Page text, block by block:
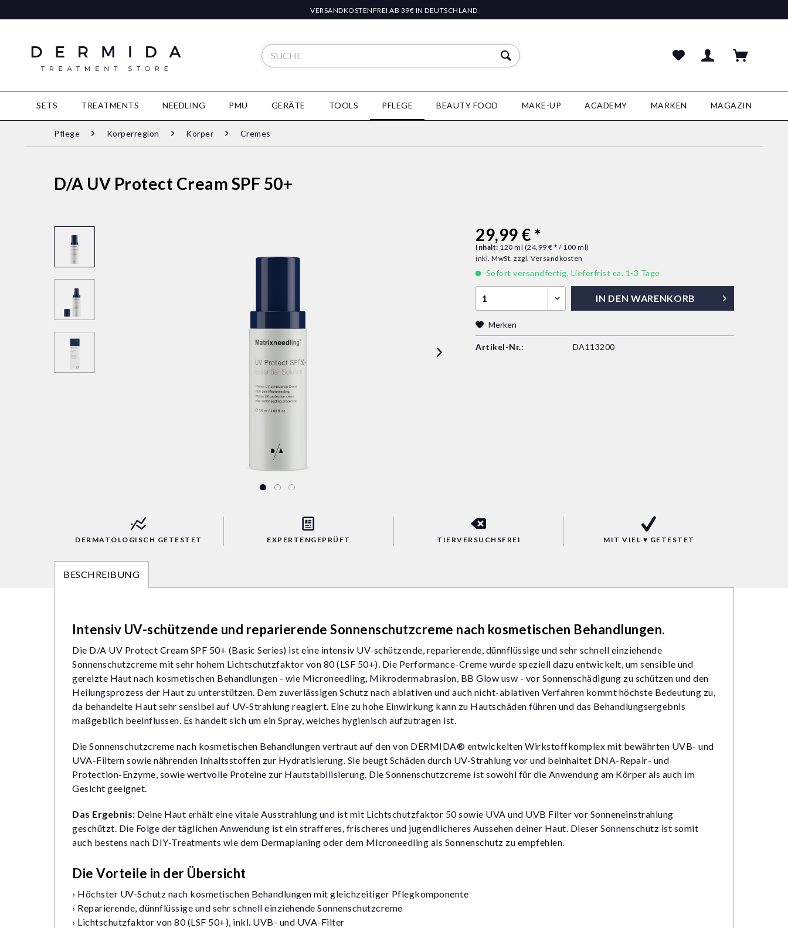
VERSANDKOSTENFREI AB 39€ IN DEUTSCHLAND
SETS TREATMENTS NEEDLING PMU GERÄTE TOOLS PFLEGE BEAUTY FOOD MAKE-UP ACADEMY MARKEN MAGAZIN
Pflege Körperregion Körper Cremes
D/A UV Protect Cream SPF 50+
29,99 € *
Inhalt: 120 ml (24,99 € * / 100 ml)
inkl. MwSt.zzgl. Versandkosten
Sofort versandfertig, Lieferfrist ca. 1-3 Tage
IN DEN WARENKORB
Merken
Artikel-Nr.: DA113200
DERMATOLOGISCH GETESTET EXPERTENGEPRÜFT TIERVERSUCHSFREI MIT VIEL ♥ GETESTET
BESCHREIBUNG
Intensiv UV-schützende und reparierende Sonnenschutzcreme nach kosmetischen Behandlungen.
Die D/A UV Protect Cream SPF 50+ (Basic Series) ist eine intensiv UV-schützende, reparierende, dünnflüssige und sehr schnell einziehende
Sonnenschutzcreme mit sehr hohem Lichtschutzfaktor von 80 (LSF 50+). Die Performance-Creme wurde speziell dazu entwickelt, um sensible und
gereizte Haut nach kosmetischen Behandlungen - wie Microneedling, Mikrodermabrasion, BB Glow usw - vor Sonnenschädigung zu schützen und den
Heilungsprozess der Haut zu unterstützen. Dem zuverlässigen Schutz nach ablativen und auch nicht-ablativen Verfahren kommt höchste Bedeutung zu,
da behandelte Haut sehr sensibel auf UV-Strahlung reagiert. Eine zu hohe Einwirkung kann zu Hautschäden führen und das Behandlungsergebnis
maßgeblich beeinflussen. Es handelt sich um ein Spray, welches hygienisch aufzutragen ist.
Die Sonnenschutzcreme nach kosmetischen Behandlungen vertraut auf den von DERMIDA® entwickelten Wirkstoffkomplex mit bewährten UVB- und
UVA-Filtern sowie nährenden Inhaltsstoffen zur Hydratisierung. Sie beugt Schäden durch UV-Strahlung vor und beinhaltet DNA-Repair- und
Protection-Enzyme, sowie wertvolle Proteine zur Hautstabilisierung. Die Sonnenschutzcreme ist sowohl für die Anwendung am Körper als auch im
Gesicht geeignet.
Das Ergebnis: Deine Haut erhält eine vitale Ausstrahlung und ist mit Lichtschutzfaktor 50 sowie UVA und UVB Filter vor Sonneneinstrahlung
geschützt. Die Folge der täglichen Anwendung ist ein strafferes, frischeres und jugendlicheres Aussehen deiner Haut. Dieser Sonnenschutz ist somit
auch bestens nach DIY-Treatments wie dem Dermaplaning oder dem Microneedling als Sonnenschutz zu empfehlen.
Die Vorteile in der Übersicht
› Höchster UV-Schutz nach kosmetischen Behandlungen mit gleichzeitiger Pflegkomponente
› Reparierende, dünnflüssige und sehr schnell einziehende Sonnenschutzcreme
› Lichtschutzfaktor von 80 (LSF 50+), inkl. UVB- und UVA-Filter